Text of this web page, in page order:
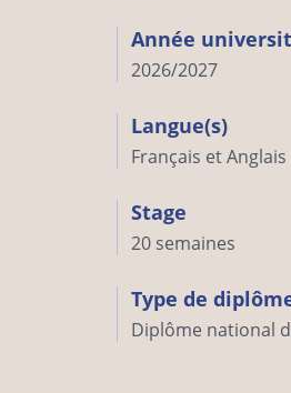
Année
2026/2027
Langue(s)
Français et Anglais
Stage
20 semaines
Type de
Diplôme national